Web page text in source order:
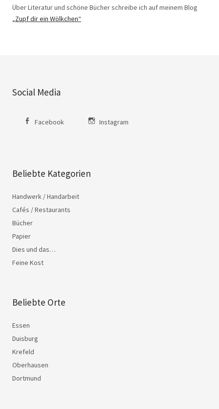
Über Literatur und schöne Bücher schreibe ich auf meinem Blog
„Zupf dir ein Wölkchen“
Social Media
Facebook Instagram
Beliebte Kategorien
Handwerk / Handarbeit
Cafés / Restaurants
Bücher
Papier
Dies und das…
Feine Kost
Beliebte Orte
Essen
Duisburg
Krefeld
Oberhausen
Dortmund